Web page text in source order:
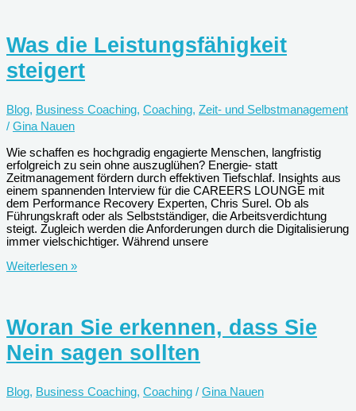
Was die Leistungsfähigkeit
steigert
Blog, Business Coaching, Coaching, Zeit- und Selbstmanagement
/ Gina Nauen
Wie schaffen es hochgradig engagierte Menschen, langfristig
erfolgreich zu sein ohne auszuglühen? Energie- statt
Zeitmanagement fördern durch effektiven Tiefschlaf. Insights aus
einem spannenden Interview für die CAREERS LOUNGE mit
dem Performance Recovery Experten, Chris Surel. Ob als
Führungskraft oder als Selbstständiger, die Arbeitsverdichtung
steigt. Zugleich werden die Anforderungen durch die Digitalisierung
immer vielschichtiger. Während unsere
Was
Weiterlesen »
Woran Sie erkennen, dass Sie
Nein sagen sollten
Blog, Business Coaching, Coaching / Gina Nauen